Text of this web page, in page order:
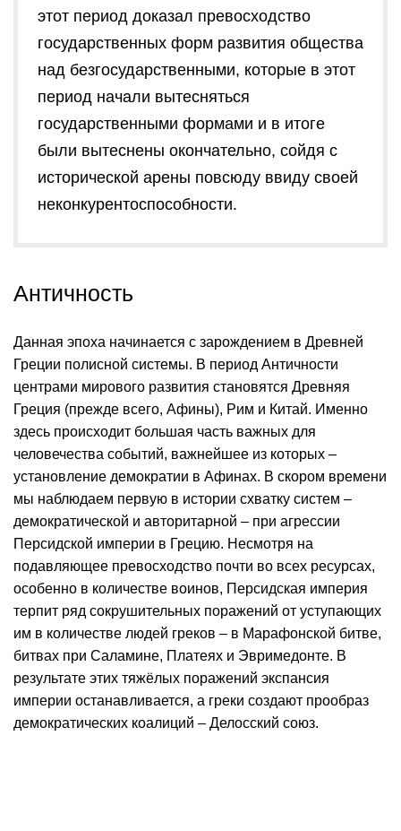
этот период доказал превосходство
государственных форм развития общества
над безгосударственными, которые в этот
период начали вытесняться
государственными формами и в итоге
были вытеснены окончательно, сойдя с
исторической арены повсюду ввиду своей
неконкурентоспособности.
Античность
Данная эпоха начинается с зарождением в Древней
Греции полисной системы. В период Античности
центрами мирового развития становятся Древняя
Греция (прежде всего, Афины), Рим и Китай. Именно
здесь происходит большая часть важных для
человечества событий, важнейшее из которых –
установление демократии в Афинах. В скором времени
мы наблюдаем первую в истории схватку систем –
демократической и авторитарной – при агрессии
Персидской империи в Грецию. Несмотря на
подавляющее превосходство почти во всех ресурсах,
особенно в количестве воинов, Персидская империя
терпит ряд сокрушительных поражений от уступающих
им в количестве людей греков – в Марафонской битве,
битвах при Саламине, Платеях и Эвримедонте. В
результате этих тяжёлых поражений экспансия
империи останавливается, а греки создают прообраз
демократических коалиций – Делосский союз.